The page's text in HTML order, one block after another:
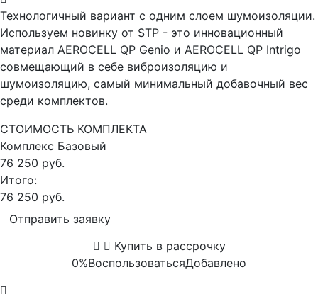
Технологичный вариант с одним слоем шумоизоляции.
Используем новинку от STP - это инновационный
материал AEROCELL QP Genio и AEROCELL QP Intrigo
совмещающий в себе виброизоляцию и
шумоизоляцию, самый минимальный добавочный вес
среди комплектов.
СТОИМОСТЬ КОМПЛЕКТА
Комплекс Базовый
76 250 руб.
Итого:
76 250 руб.
Отправить заявку
Купить в рассрочку
0%ВоспользоватьсяДобавлено